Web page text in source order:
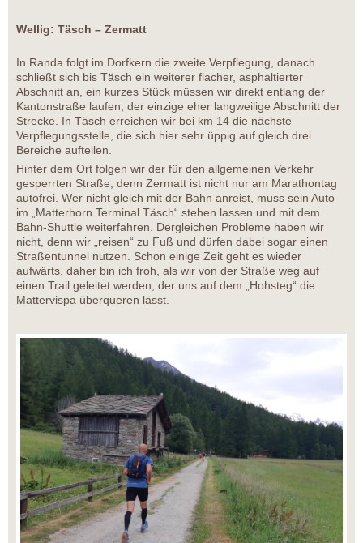
Wellig: Täsch – Zermatt
In Randa folgt im Dorfkern die zweite Verpflegung, danach
schließt sich bis Täsch ein weiterer flacher, asphaltierter
Abschnitt an, ein kurzes Stück müssen wir direkt entlang der
Kantonstraße laufen, der einzige eher langweilige Abschnitt der
Strecke. In Täsch erreichen wir bei km 14 die nächste
Verpflegungsstelle, die sich hier sehr üppig auf gleich drei
Bereiche aufteilen.
Hinter dem Ort folgen wir der für den allgemeinen Verkehr
gesperrten Straße, denn Zermatt ist nicht nur am Marathontag
autofrei. Wer nicht gleich mit der Bahn anreist, muss sein Auto
im „Matterhorn Terminal Täsch“ stehen lassen und mit dem
Bahn-Shuttle weiterfahren. Dergleichen Probleme haben wir
nicht, denn wir „reisen“ zu Fuß und dürfen dabei sogar einen
Straßentunnel nutzen. Schon einige Zeit geht es wieder
aufwärts, daher bin ich froh, als wir von der Straße weg auf
einen Trail geleitet werden, der uns auf dem „Hohsteg“ die
Mattervispa überqueren lässt.